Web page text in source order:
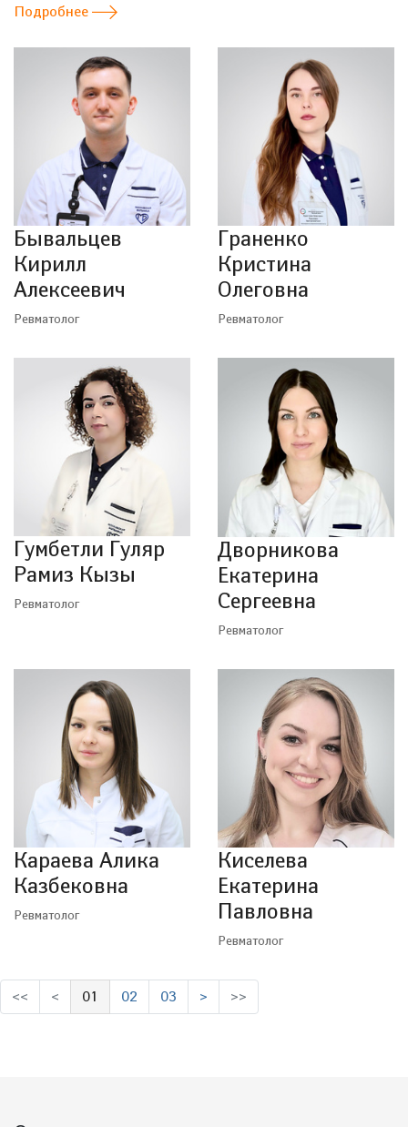
Подробнее
Бывальцев
Кирилл
Алексеевич
Ревматолог
Граненко
Кристина
Олеговна
Ревматолог
Гумбетли Гуляр
Рамиз Кызы
Ревматолог
Дворникова
Екатерина
Сергеевна
Ревматолог
Караева Алика
Казбековна
Ревматолог
Киселева
Екатерина
Павловна
Ревматолог
<< <
01
02 03 > >>